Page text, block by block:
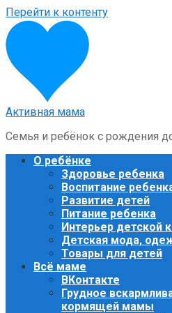
Перейти к контенту
Активная мама
Семья и ребёнок с рождения
О ребёнке
Здоровье ребенка
Воспитание
Развитие детей
Питание ребенка
Интерьер детской
Детская мода,
Товары для детей
Всё маме
ВКонтакте
Грудное
кормящей мамы